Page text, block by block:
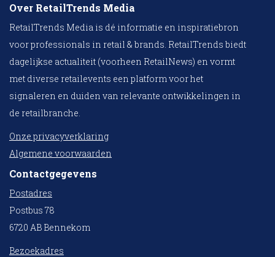
Over RetailTrends Media
RetailTrends Media is dé informatie en inspiratiebron
voor professionals in retail & brands. RetailTrends biedt
dagelijkse actualiteit (voorheen RetailNews) en vormt
met diverse retailevents een platform voor het
signaleren en duiden van relevante ontwikkelingen in
de retailbranche.
Onze privacyverklaring
Algemene voorwaarden
Contactgegevens
Postadres
Postbus 78
6720 AB Bennekom
Bezoekadres